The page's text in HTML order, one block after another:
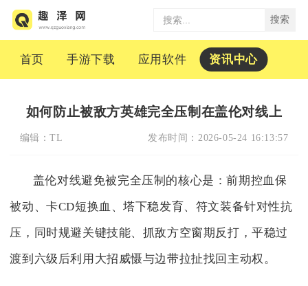
搜索
首页 手游下载 应用软件 资讯中心
如何防止被敌方英雄完全压制在盖伦对线上
编辑：TL 发布时间： 2026-05-24 16:13:57
盖伦对线避免被完全压制的核心是：前期控血保
被动、卡CD短换血、塔下稳发育、符文装备针对性抗
压，同时规避关键技能、抓敌方空窗期反打，平稳过
渡到六级后利用大招威慑与边带拉扯找回主动权。